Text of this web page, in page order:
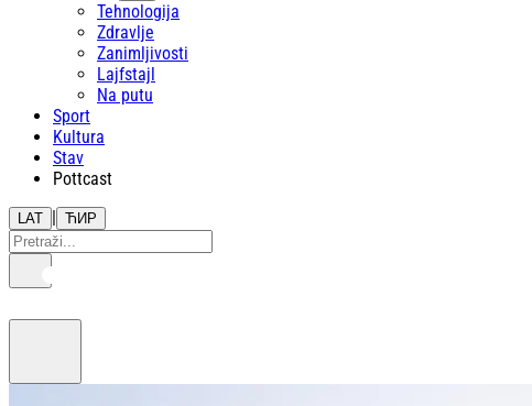
Tehnologija
Zdravlje
Zanimljivosti
Lajfstajl
Na putu
Sport
Kultura
Stav
Pottcast
LAT | ЋИР